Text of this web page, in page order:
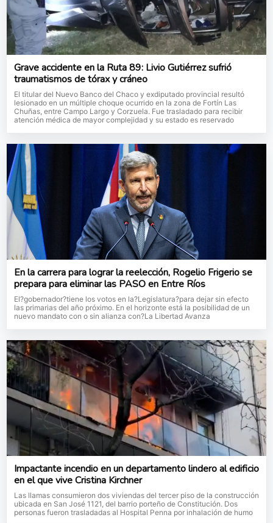
Grave accidente en la Ruta 89: Livio Gutiérrez sufrió
traumatismos de tórax y cráneo
El titular del Nuevo Banco del Chaco y exdiputado provincial resultó
lesionado en un múltiple choque ocurrido en la zona de Fortín Las
Chuñas, entre Campo Largo y Corzuela. Fue trasladado para recibir
atención médica de mayor complejidad y su estado es reservado
En la carrera para lograr la reelección, Rogelio Frigerio se
prepara para eliminar las PASO en Entre Ríos
El?gobernador?tiene los votos en la?Legislatura?para dejar sin efecto
las primarias del año próximo. En el horizonte está la posibilidad de un
nuevo mandato con o sin alianza con?La Libertad Avanza
Impactante incendio en un departamento lindero al edificio
en el que vive Cristina Kirchner
Las llamas consumieron dos viviendas del tercer piso de la construcción
ubicada en San José 1121, del barrio porteño de Constitución. Dos
personas fueron trasladadas al Hospital Penna por inhalación de humo